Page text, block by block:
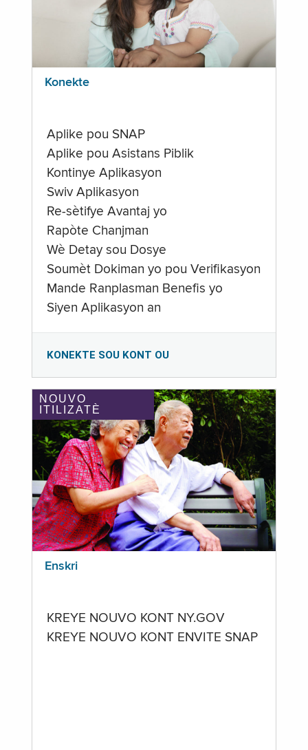
Konekte
Aplike pou SNAP
Aplike pou Asistans Piblik
Kontinye Aplikasyon
Swiv Aplikasyon
Re-sètifye Avantaj yo
Rapòte Chanjman
Wè Detay sou Dosye
Soumèt Dokiman yo pou Verifikasyon
Mande Ranplasman Benefis yo
Siyen Aplikasyon an
KONEKTE SOU KONT OU
NOUVO
ITILIZATÈ
Enskri
KREYE NOUVO KONT NY.GOV
KREYE NOUVO KONT ENVITE SNAP